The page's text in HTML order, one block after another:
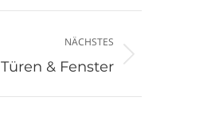
NÄCHSTES
Türen & Fenster